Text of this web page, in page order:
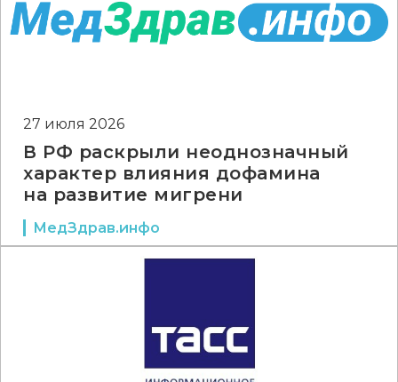
27 июля 2026
В РФ раскрыли неоднозначный
характер влияния дофамина
на развитие мигрени
МедЗдрав.инфо